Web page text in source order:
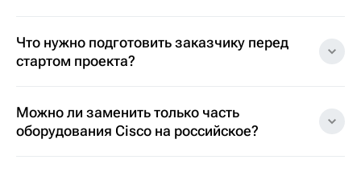
Что нужно подготовить заказчику перед
стартом проекта?
Можно ли заменить только часть
оборудования Cisco на российское?